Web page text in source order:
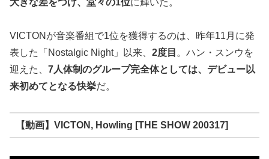
VICTONが音楽番組で1位を獲得するのは、昨年11月に発
表した「Nostalgic Night」以来、 2度目 。ハン・スンウを
迎えた、 7人体制のグループ完全体としては、デビュー以
来初めてとなる快挙だ。
【動画】VICTON, Howling [THE SHOW 200317]